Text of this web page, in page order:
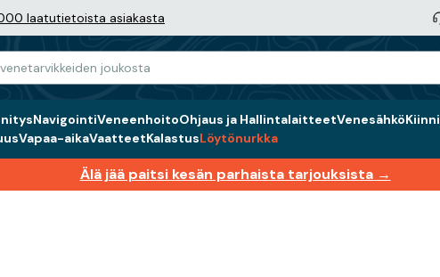
laatutietoista asiakasta
NavigointiVeneenhoitoOhjaus ja HallintalaitteetVenesähkö
Vapaa-aikaVaatteetKalastusLöytönurkka
Älä jää paitsi kesän parhaista tarjouksista →